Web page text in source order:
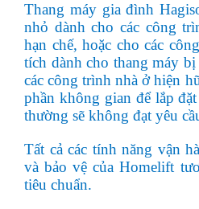
Thang máy gia đình
nhỏ dành cho các công
hạn chế, hoặc cho các
tích dành cho thang máy
các công trình nhà ở hiện
phần không gian để lắp
thường sẽ không đạt yêu
Tất cả các tính năng vận
và bảo vệ của Homelift
tiêu chuẩn.